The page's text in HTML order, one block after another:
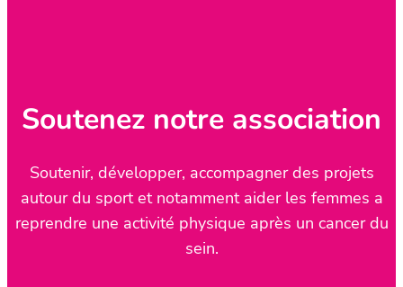
Soutenez notre association
Soutenir, développer, accompagner des projets
autour du sport et notamment aider les femmes a
reprendre une activité physique après un cancer du
sein.